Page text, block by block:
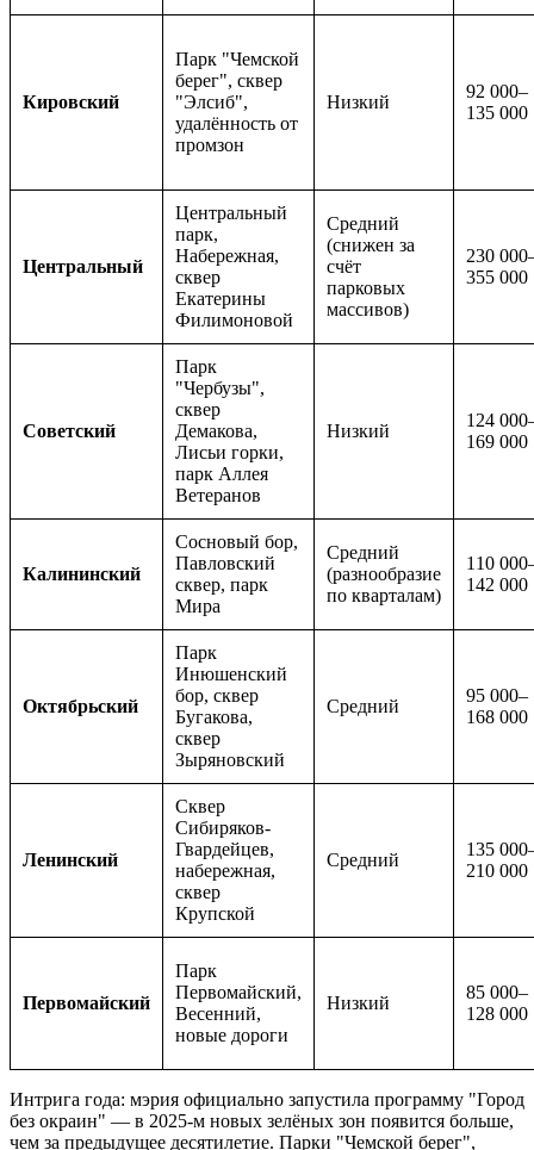
Кировский
Парк "Чемской
берег", сквер
"Элсиб",
удалённость от
промзон
Низкий
92 000–
135 000
Центральный
Центральный
парк,
Набережная,
сквер
Екатерины
Филимоновой
Средний
(снижен за
счёт
парковых
массивов)
230
355 000
Советский
Парк
"Чербузы",
сквер
Демакова,
Лисьи горки,
парк Аллея
Ветеранов
Низкий
124
169 000
Калининский
Сосновый бор,
Павловский
сквер, парк
Мира
Средний
(разнообразие
по кварталам)
110
142 000
Октябрьский
Парк
Инюшенский
бор, сквер
Бугакова,
сквер
Зыряновский
Средний
95 000–
168 000
Ленинский
Сквер
Сибиряков-
Гвардейцев,
набережная,
сквер
Крупской
Средний
135
210 000
Первомайский
Парк
Первомайский,
Весенний,
новые дороги
Низкий
85 000–
128 000
Интрига года: мэрия официально запустила программу "Город
без окраин" — в 2025-м новых зелёных зон появится больше,
чем за предыдущее десятилетие. Парки "Чемской берег",